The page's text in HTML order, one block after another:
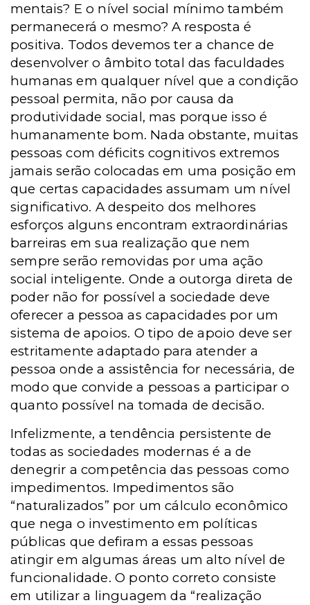
mentais? E o nível social mínimo também
permanecerá o mesmo? A resposta é
positiva. Todos devemos ter a chance de
desenvolver o âmbito total das faculdades
humanas em qualquer nível que a condição
pessoal permita, não por causa da
produtividade social, mas porque isso é
humanamente bom. Nada obstante, muitas
pessoas com déficits cognitivos extremos
jamais serão colocadas em uma posição em
que certas capacidades assumam um nível
significativo. A despeito dos melhores
esforços alguns encontram extraordinárias
barreiras em sua realização que nem
sempre serão removidas por uma ação
social inteligente. Onde a outorga direta de
poder não for possível a sociedade deve
oferecer a pessoa as capacidades por um
sistema de apoios. O tipo de apoio deve ser
estritamente adaptado para atender a
pessoa onde a assistência for necessária, de
modo que convide a pessoas a participar o
quanto possível na tomada de decisão.
Infelizmente, a tendência persistente de
todas as sociedades modernas é a de
denegrir a competência das pessoas como
impedimentos. Impedimentos são
“naturalizados” por um cálculo econômico
que nega o investimento em políticas
públicas que defiram a essas pessoas
atingir em algumas áreas um alto nível de
funcionalidade. O ponto correto consiste
em utilizar a linguagem da “realização